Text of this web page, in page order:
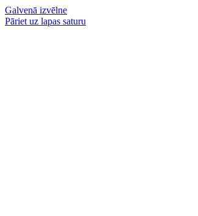
Galvenā izvēlne
Pāriet uz lapas saturu